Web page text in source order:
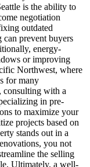
is the ability to
negotiation
outdated
prevent buyers
energy-
or improving
Northwest, where
for many
consulting with a
in pre-
to maximize your
projects based on
stands out in a
you not
the selling
Ultimately, a well-